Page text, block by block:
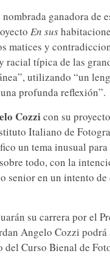
ganadora de
En sus
matices y
típica de las
utilizando “un
profunda reflexión”.
Cozzicon su proyecto
Italiano de
un tema inusual
todo, con la
senior en un intento
su carrera por el
Angelo Cozzi
del Curso Bienal de